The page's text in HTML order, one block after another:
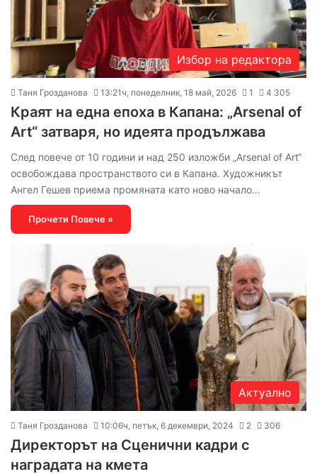
Избор на редактора
Таня Грозданова 13:21ч, понеделник, 18 май, 2026 1 4 305
Краят на една епоха в Капана: „Arsenal of
Art“ затваря, но идеята продължава
След повече от 10 години и над 250 изложби „Arsenal of Art“
освобождава пространството си в Капана. Художникът
Ангел Гешев приема промяната като ново начало…
Прочети Повече »
Актуално
Таня Грозданова 10:06ч, петък, 6 декември, 2024 2 306
Директорът на Сценични кадри с
наградата на кмета